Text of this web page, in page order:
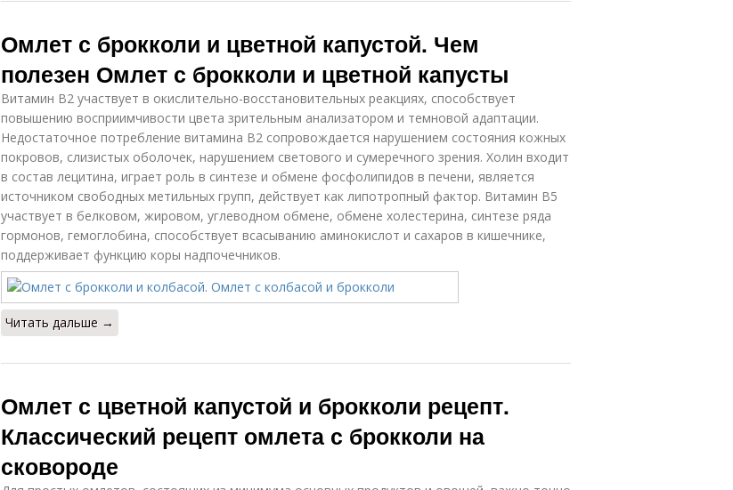
Омлет с брокколи и цветной капустой. Чем
полезен Омлет с брокколи и цветной капусты
Витамин В2 участвует в окислительно-восстановительных реакциях, способствует
повышению восприимчивости цвета зрительным анализатором и темновой адаптации.
Недостаточное потребление витамина В2 сопровождается нарушением состояния кожных
покровов, слизистых оболочек, нарушением светового и сумеречного зрения. Холин входит
в состав лецитина, играет роль в синтезе и обмене фосфолипидов в печени, является
источником свободных метильных групп, действует как липотропный фактор. Витамин В5
участвует в белковом, жировом, углеводном обмене, обмене холестерина, синтезе ряда
гормонов, гемоглобина, способствует всасыванию аминокислот и сахаров в кишечнике,
поддерживает функцию коры надпочечников.
Читать дальше →
Омлет с цветной капустой и брокколи рецепт.
Классический рецепт омлета с брокколи на
сковороде